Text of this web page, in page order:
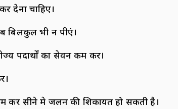
देना चाहिए।
बिलकुल भी न पीएं।
पदार्थों का सेवन कम करें।
करें सीने मे जलन की शिकायत हो सकती है।